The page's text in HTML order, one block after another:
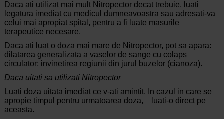
Daca ati utilizat mai mult Nitropector decat trebuie, luati
legatura imediat cu medicul dumneavoastra sau adresati-va
celui mai apropiat spital, pentru a fi luate masurile
terapeutice necesare.
Daca ati luat o doza mai mare de Nitropector, pot sa apara:
dilatarea generalizata a vaselor de sange cu colaps
circulator; invinetirea regiunii din jurul buzelor (cianoza).
Daca uitati sa utilizati Nitropector
Luati doza uitata imediat ce v-ati amintit. In cazul in care se
apropie timpul pentru urmatoarea doza, luati-o direct pe
aceasta.